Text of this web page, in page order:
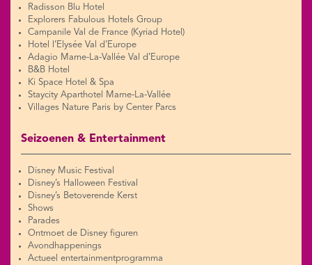
Radisson Blu Hotel
Explorers Fabulous Hotels Group
Campanile Val de France (Kyriad Hotel)
Hotel l’Elysée Val d’Europe
Adagio Marne-La-Vallée Val d’Europe
B&B Hotel
Ki Space Hotel & Spa
Staycity Aparthotel Marne-La-Vallée
Villages Nature Paris by Center Parcs
Seizoenen & Entertainment
Disney Music Festival
Disney’s Halloween Festival
Disney’s Betoverende Kerst
Shows
Parades
Ontmoet de Disney figuren
Avondhappenings
Actueel entertainmentprogramma